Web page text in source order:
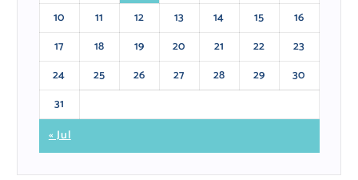
10
11 12 13 14 15
16
17
18 19 20 21 22
23
24
25 26 27 28 29
30
31
« Jul